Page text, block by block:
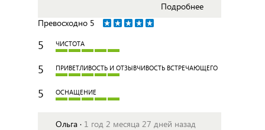
Подробнее
Превосходно 5
5 ЧИСТОТА
5 ПРИВЕТЛИВОСТЬ И ОТЗЫВЧИВОСТЬ ВСТРЕЧАЮЩЕГО
5 ОСНАЩЕНИЕ
Ольга · 1 год 2 месяца 27 дней назад